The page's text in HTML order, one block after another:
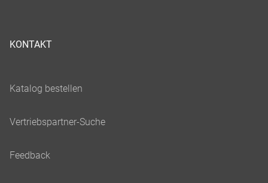
KONTAKT